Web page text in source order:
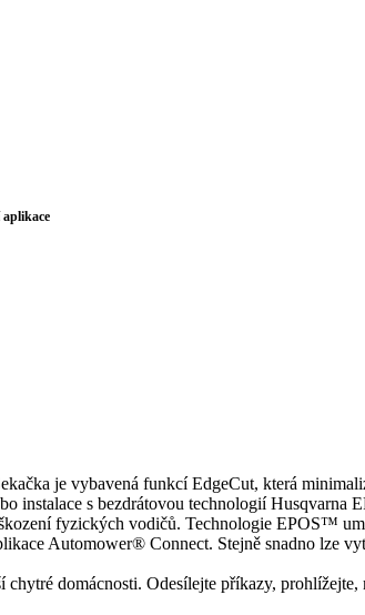
aplikace
je vybavená funkcí EdgeCut, která
instalace s bezdrátovou technologií Husqvarna
fyzických vodičů. Technologie EPOS™
Automower® Connect. Stejně snadno lze
domácnosti. Odesílejte příkazy, prohlížejte,